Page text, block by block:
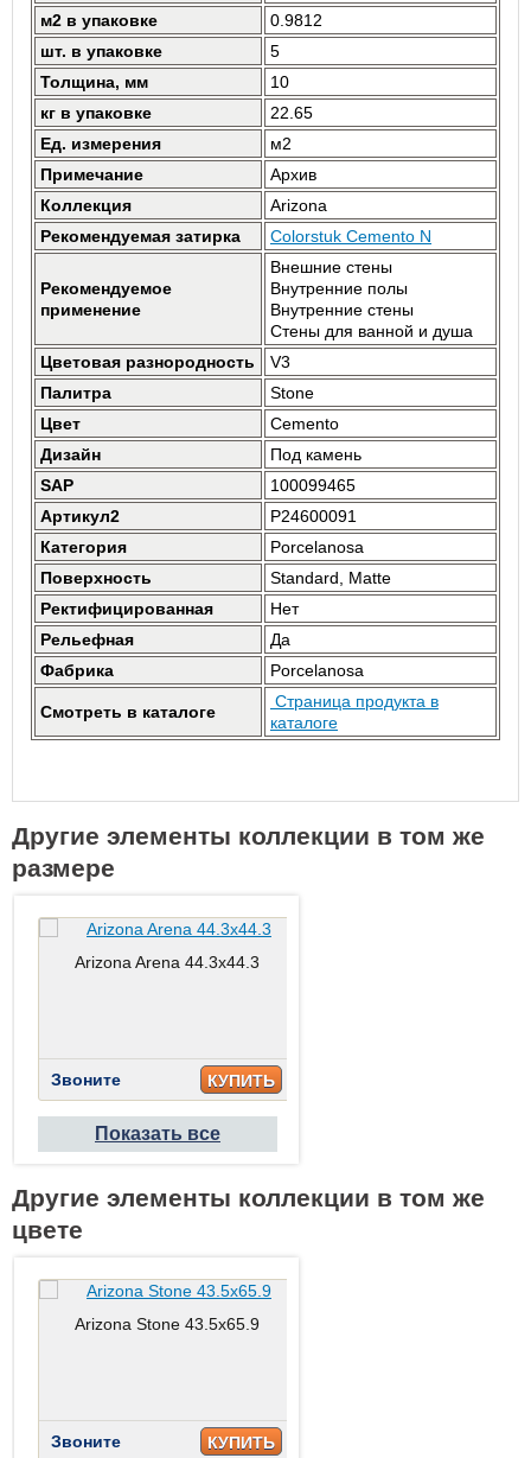
м2 в упаковке
0.9812
шт. в упаковке
5
Толщина, мм
10
кг в упаковке
22.65
Ед. измерения
м2
Примечание
Архив
Коллекция
Arizona
Рекомендуемая затирка
Colorstuk Cemento N
Рекомендуемое
применение
Внешние стены
Внутренние полы
Внутренние стены
Стены для ванной и душа
Цветовая разнородность
V3
Палитра
Stone
Цвет
Cemento
Дизайн
Под камень
SAP
100099465
Артикул2
P24600091
Категория
Porcelanosa
Поверхность
Standard, Matte
Ректифицированная
Нет
Рельефная
Да
Фабрика
Porcelanosa
Смотреть в каталоге
Страница продукта в
каталоге
Другие элементы коллекции в том же
размере
Arizona Arena 44.3x44.3
Звоните КУПИТЬ
Показать все
Другие элементы коллекции в том же
цвете
Arizona Stone 43.5x65.9
Звоните КУПИТЬ